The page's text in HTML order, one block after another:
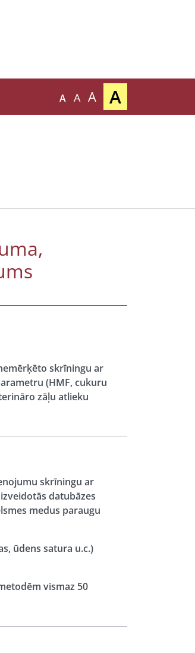
A A A A
skrīningu ar
(HMF, cukuru
zāļu atlieku
skrīningu ar
datubāzes
medus paraugu
ūdens satura u.c.)
vismaz 50